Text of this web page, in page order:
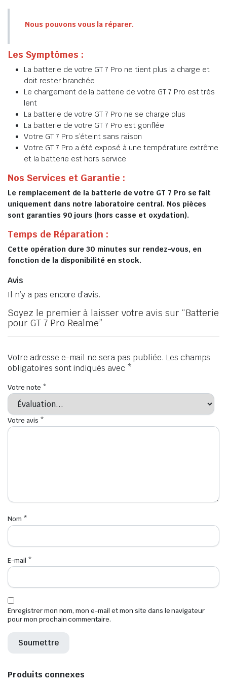
Nous pouvons vous la réparer.
Les Symptômes :
La batterie de votre GT 7 Pro ne tient plus la charge et
doit rester branchée
Le chargement de la batterie de votre GT 7 Pro est très
lent
La batterie de votre GT 7 Pro ne se charge plus
La batterie de votre GT 7 Pro est gonflée
Votre GT 7 Pro s’éteint sans raison
Votre GT 7 Pro a été exposé à une température extrême
et la batterie est hors service
Nos Services et Garantie :
Le remplacement de la batterie de votre GT 7 Pro se fait
uniquement dans notre laboratoire central. Nos pièces
sont garanties 90 jours (hors casse et oxydation).
Temps de Réparation :
Cette opération dure 30 minutes sur rendez-vous, en
fonction de la disponibilité en stock.
Avis
Il n’y a pas encore d’avis.
Soyez le premier à laisser votre avis sur “Batterie
pour GT 7 Pro Realme”
Votre adresse e-mail ne sera pas publiée. Les champs
obligatoires sont indiqués avec *
Votre note *
Votre avis *
Nom *
E-mail *
Enregistrer mon nom, mon e-mail et mon site dans le navigateur
pour mon prochain commentaire.
Produits connexes